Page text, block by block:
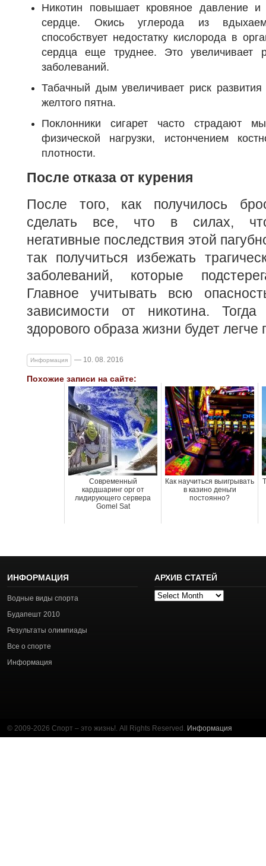
Никотин повышает кровяное давление и
сердце. Окись углерода из
способствует недостатку кислорода в
сердца еще труднее. Это увеличивает
заболеваний.
Табачный дым увеличивает риск развития
желтого пятна.
Поклонники сигарет часто страдают
физической нагрузки, истончением
плотности.
После отказа от курения
После того, как получилось
сделать все, что в силах,
негативные последствия этой
так получиться избежать
заболеваний, которые
Главное учитывать всю
зависимости от никотина.
здорового образа жизни будет легче
Информация — 10. 08. 2016
Похожие записи на сайте:
Современный
кардшаринг орг от
лидирующего сервера
Gomel Sat
Как научиться выигрывать
в казино деньги
постоянно?
ИНФОРМАЦИЯ
Водные виды спорта
Будапешт 2010
Результаты олимпиады
Все о спорте
Информация
АРХИВ СТАТЕЙ
Архив
© 2009-2026 Спорт – это жизнь!. All Rights Reserved. Информация